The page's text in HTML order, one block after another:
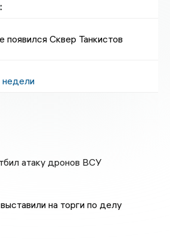
:
появился Сквер Танкистов
атаку дронов ВСУ
на торги по делу